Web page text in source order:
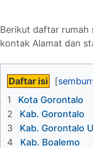
Berikut daftar rumah
kontak Alamat dan
Daftar isi
1
Kota Gorontalo
2
Kab. Gorontalo
3
Kab. Gorontalo
4
Kab. Boalemo